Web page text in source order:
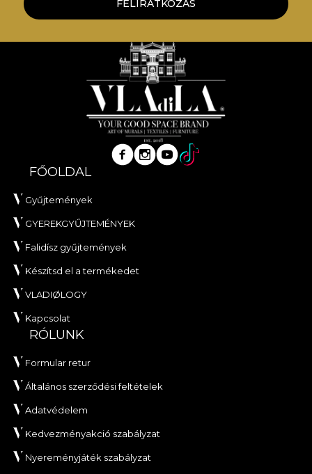
FELIRATKOZÁS
FŐOLDAL
Gyűjtemények
GYEREKGYŰJTEMÉNYEK
Falidísz gyűjtemények
Készítsd el a termékedet
VLADIØLOGY
Kapcsolat
RÓLUNK
Formular retur
Általános szerződési feltételek
Adatvédelem
Kedvezményakció szabályzat
Nyereményjáték szabályzat